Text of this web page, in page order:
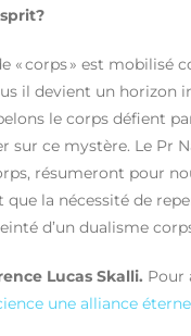
« corps » est mobilisé
il devient un horizon
le corps défient
sur ce mystère. Le Pr
résumeront pour
la nécessité de
d’un dualisme
Lucas Skalli. Pour
une alliance